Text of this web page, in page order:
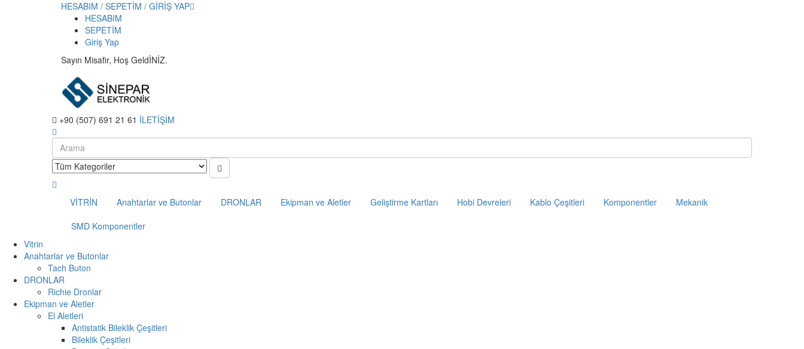
HESABIM / SEPETİM / GİRİŞ YAP
HESABIM
SEPETİM
Giriş Yap
Sayın Misafir, Hoş GeldİNİZ.
+90 (507) 691 21 61 İLETİŞİM
VİTRİN Anahtarlar ve Butonlar DRONLAR Ekipman ve Aletler Geliştirme Kartları Hobi Devreleri Kablo Çeşitleri Komponentler
Mekanik
SMD Komponentler
Vitrin
Anahtarlar ve Butonlar
Tach Buton
DRONLAR
Richie Dronlar
Ekipman ve Aletler
El Aletleri
Antistatik Bileklik Çeşitleri
Bileklik Çeşitleri